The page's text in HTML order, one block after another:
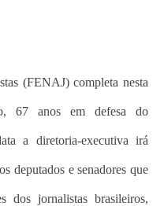
(FENAJ) completa nesta
67 anos em defesa do
a diretoria-executiva irá
deputados e senadores que
dos jornalistas brasileiros,